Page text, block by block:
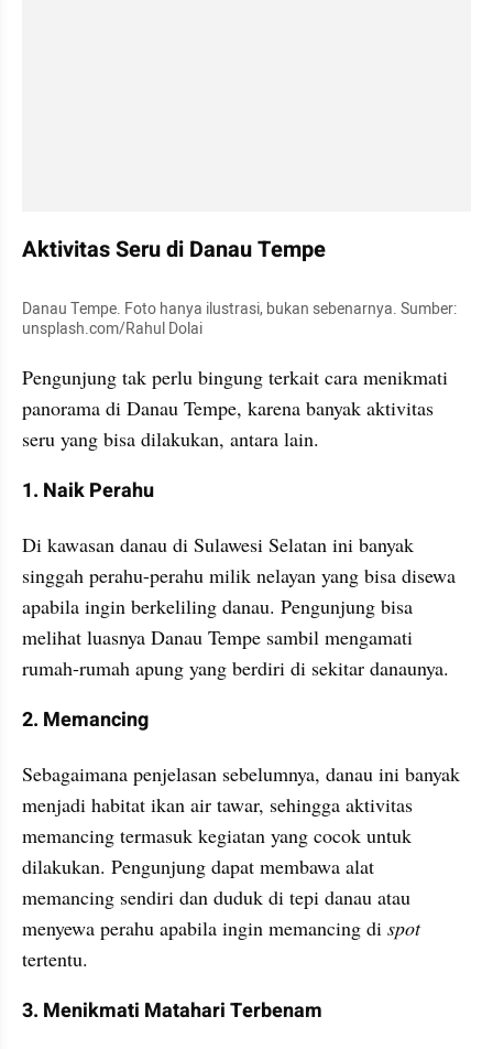
Aktivitas Seru di Danau Tempe
Danau Tempe. Foto hanya ilustrasi, bukan sebenarnya. Sumber:
unsplash.com/Rahul Dolai
Pengunjung tak perlu bingung terkait cara menikmati
panorama di Danau Tempe, karena banyak aktivitas
seru yang bisa dilakukan, antara lain.
1. Naik Perahu
Di kawasan danau di Sulawesi Selatan ini banyak
singgah perahu-perahu milik nelayan yang bisa disewa
apabila ingin berkeliling danau. Pengunjung bisa
melihat luasnya Danau Tempe sambil mengamati
rumah-rumah apung yang berdiri di sekitar danaunya.
2. Memancing
Sebagaimana penjelasan sebelumnya, danau ini banyak
menjadi habitat ikan air tawar, sehingga aktivitas
memancing termasuk kegiatan yang cocok untuk
dilakukan. Pengunjung dapat membawa alat
memancing sendiri dan duduk di tepi danau atau
menyewa perahu apabila ingin memancing di
spot
tertentu.
3. Menikmati Matahari Terbenam